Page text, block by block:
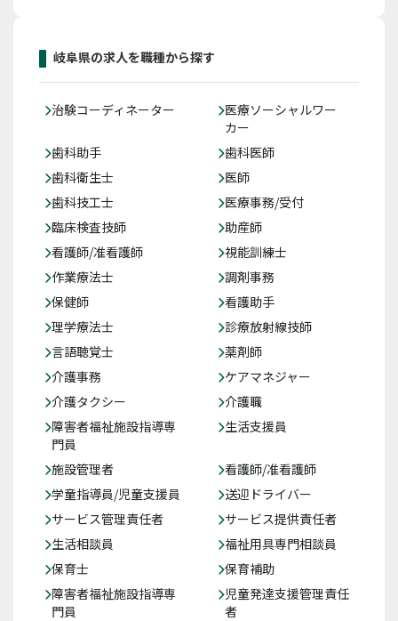
岐阜県の求人を職種から探す
治験コーディネーター
医療ソーシャルワー
カー
歯科助手
歯科医師
歯科衛生士
医師
歯科技工士
医療事務/受付
臨床検査技師
助産師
看護師/准看護師
視能訓練士
作業療法士
調剤事務
保健師
看護助手
理学療法士
診療放射線技師
言語聴覚士
薬剤師
介護事務
ケアマネジャー
介護タクシー
介護職
障害者福祉施設指導専
門員
生活支援員
施設管理者
看護師/准看護師
学童指導員/児童支援員
送迎ドライバー
サービス管理責任者
サービス提供責任者
生活相談員
福祉用具専門相談員
保育士
保育補助
障害者福祉施設指導専
門員
児童発達支援管理責任
者